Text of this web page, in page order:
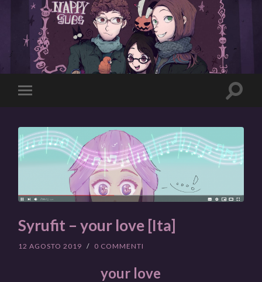
Toggle
Toggle
Syrufit – your love [Ita]
12 AGOSTO 2019 / 0 COMMENTI
your love